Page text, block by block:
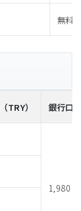
無料
（TRY） 銀行口
1,980